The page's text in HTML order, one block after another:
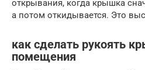
открывания, когда крышка
а потом откидывается. Это
как сделать рукоять
помещения